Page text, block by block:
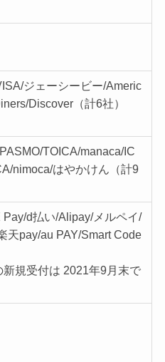
ジェーシービー/Americ
Discover（計6社）
TOICA/manaca/IC
nimoca/はやかけん（計9
Pay/d払い/Alipay/メルペイ/
天pay/au PAY/Smart Code
規受付は 2021年9月末で